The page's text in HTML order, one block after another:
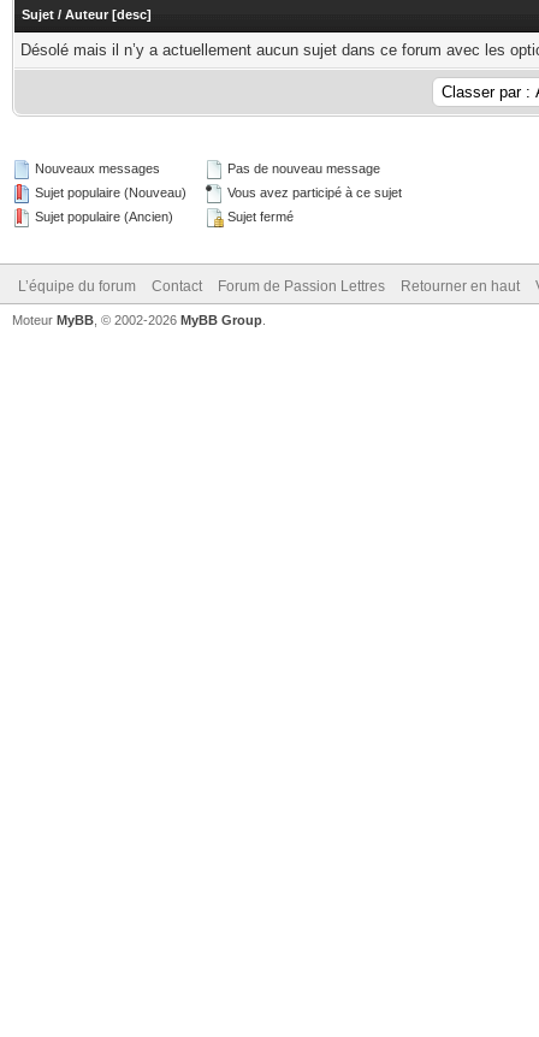
Sujet / Auteur [desc]
Désolé mais il n’y a actuellement aucun sujet dans ce forum avec les
Nouveaux messages
Sujet populaire (Nouveau)
Sujet populaire (Ancien)
Pas de nouveau message
Vous avez participé à ce sujet
Sujet fermé
L’équipe du forum Contact Forum de Passion Lettres Retourner en haut
Moteur MyBB , © 2002-2026 MyBB Group